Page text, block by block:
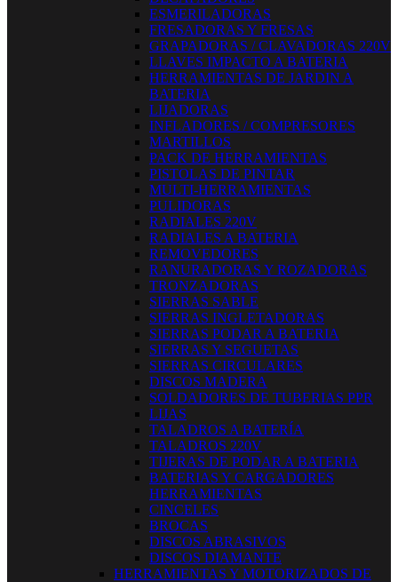
ESMERILADORAS
FRESADORAS Y FRESAS
GRAPADORAS / CLAVADORAS 220V
LLAVES IMPACTO A BATERIA
HERRAMIENTAS DE JARDIN A
BATERIA
LIJADORAS
INFLADORES / COMPRESORES
MARTILLOS
PACK DE HERRAMIENTAS
PISTOLAS DE PINTAR
MULTI-HERRAMIENTAS
PULIDORAS
RADIALES 220V
RADIALES A BATERIA
REMOVEDORES
RANURADORAS Y ROZADORAS
TRONZADORAS
SIERRAS SABLE
SIERRAS INGLETADORAS
SIERRAS PODAR A BATERIA
SIERRAS Y SEGUETAS
SIERRAS CIRCULARES
DISCOS MADERA
SOLDADORES DE TUBERIAS PPR
LIJAS
TALADROS A BATERÍA
TALADROS 220V
TIJERAS DE PODAR A BATERIA
BATERIAS Y CARGADORES
HERRAMIENTAS
CINCELES
BROCAS
DISCOS ABRASIVOS
DISCOS DIAMANTE
HERRAMIENTAS Y MOTORIZADOS DE